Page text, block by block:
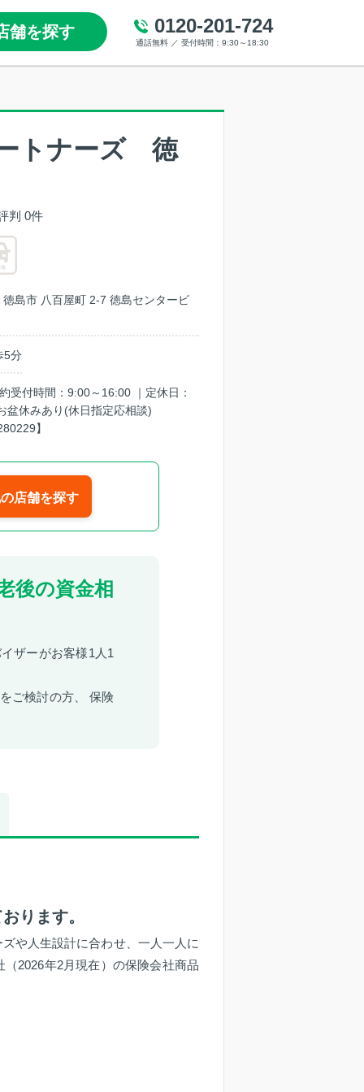
舗を探す 0120-201-724
通話無料 ／ 受付時間：9:30～18:30
トナーズ 徳
判 0件
島市 八百屋町 2-7 徳島センタービ
5分
付時間：9:00～16:00 ｜定休日：
盆休みあり(休日指定応相談)
】
店舗を探す
後の資金相
ザーがお客様1人1
ご検討の方、 保険
ります。
や人生設計に合わせ、一人一人に
2026年2月現在）の保険会社商品